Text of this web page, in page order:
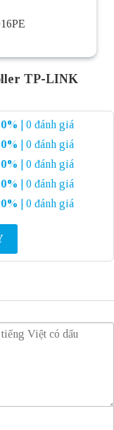
TP-LINK
0%
| 0 đánh giá
0%
| 0 đánh giá
0%
| 0 đánh giá
0%
| 0 đánh giá
0% | 0 đánh giá